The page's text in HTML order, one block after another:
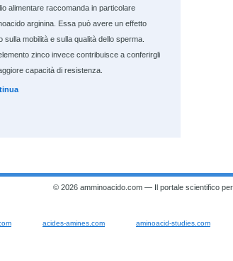
alimentare raccomanda in particolare
arginina. Essa può avere un effetto
sulla mobilità e sulla qualità dello sperma.
zinco invece contribuisce a conferirgli
capacità di resistenza.
© 2026 amminoacido.com — Il portale scientifico per
acides-amines.com aminoacid-studies.com